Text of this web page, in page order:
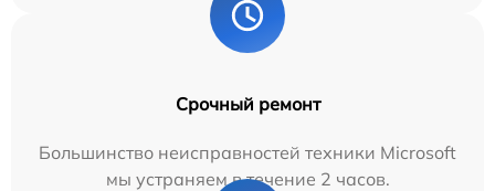
Срочный ремонт
Большинство неисправностей техники Microsoft
мы устраняем в течение 2 часов.